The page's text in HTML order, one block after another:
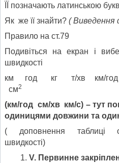
ЇЇ позначають латинською
Як же її знайти? ( Виведення
Правило на ст.79
Подивіться на екран і
швидкості
км год кг т/хв км/
см2
(км/год см/хв км/с) – тут
одиницями довжини та
( доповнення таблиці
швидкості)
V. Первинне